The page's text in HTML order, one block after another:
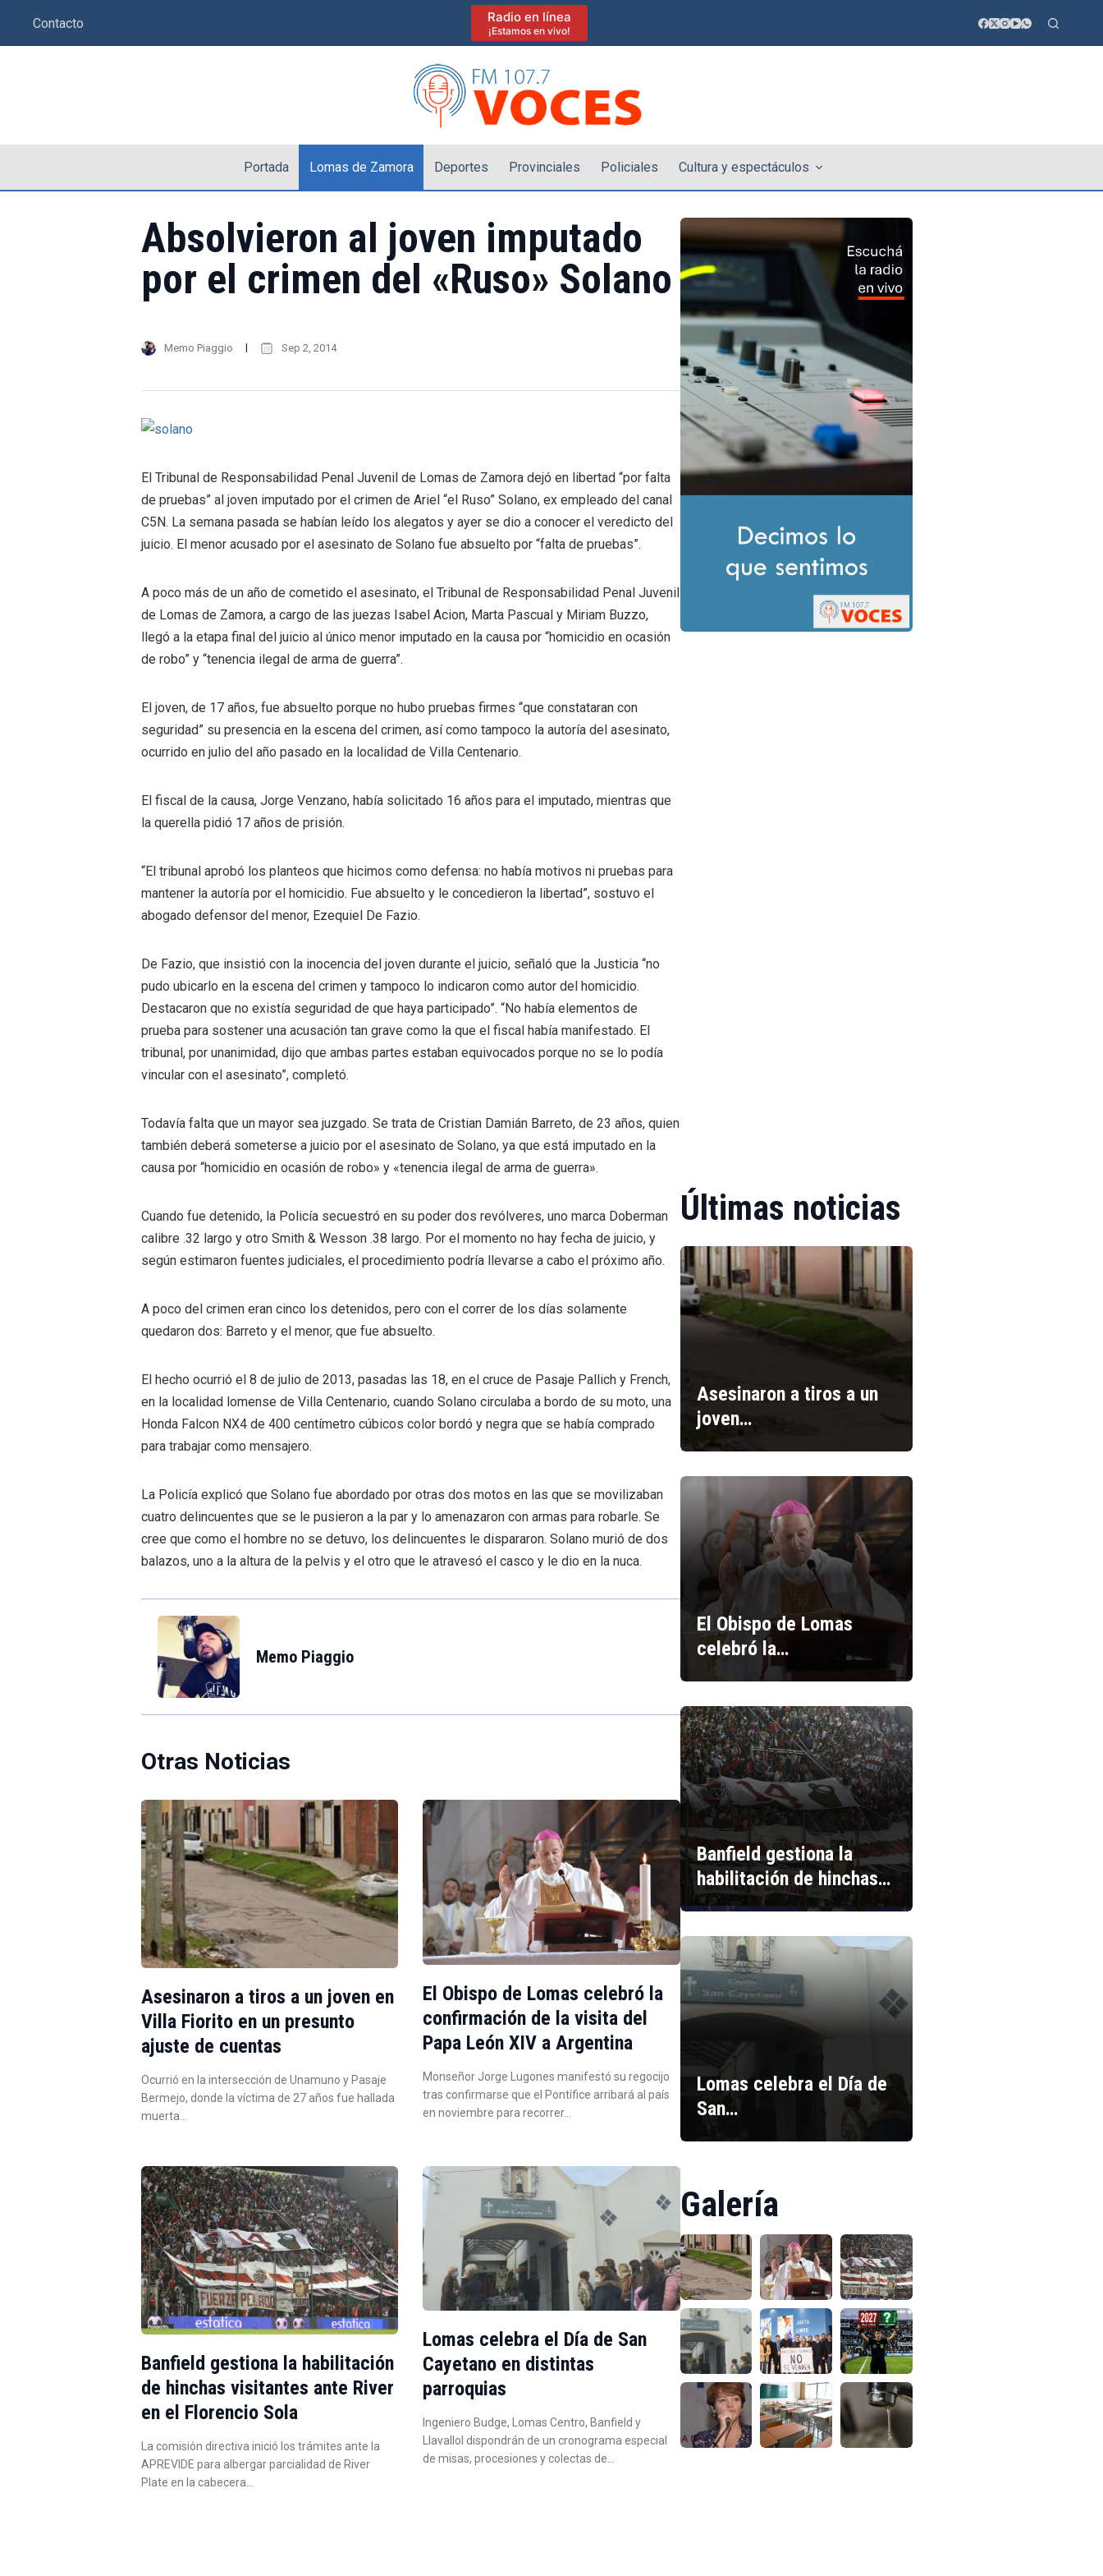
Contacto Radio en línea
¡Estamos en vivo!
Portada Lomas de Zamora Deportes Provinciales Policiales Cultura y espectáculos
Absolvieron al joven imputado
por el crimen del «Ruso» Solano
Memo Piaggio Sep 2, 2014
El Tribunal de Responsabilidad Penal Juvenil de Lomas de Zamora dejó en libertad “por falta
de pruebas” al joven imputado por el crimen de Ariel “el Ruso” Solano, ex empleado del canal
C5N. La semana pasada se habían leído los alegatos y ayer se dio a conocer el veredicto del
juicio. El menor acusado por el asesinato de Solano fue absuelto por “falta de pruebas”.
A poco más de un año de cometido el asesinato, el Tribunal de Responsabilidad Penal Juvenil
de Lomas de Zamora, a cargo de las juezas Isabel Acion, Marta Pascual y Miriam Buzzo,
llegó a la etapa final del juicio al único menor imputado en la causa por “homicidio en ocasión
de robo” y “tenencia ilegal de arma de guerra”.
El joven, de 17 años, fue absuelto porque no hubo pruebas firmes “que constataran con
seguridad” su presencia en la escena del crimen, así como tampoco la autoría del asesinato,
ocurrido en julio del año pasado en la localidad de Villa Centenario.
El fiscal de la causa, Jorge Venzano, había solicitado 16 años para el imputado, mientras que
la querella pidió 17 años de prisión.
“El tribunal aprobó los planteos que hicimos como defensa: no había motivos ni pruebas para
mantener la autoría por el homicidio. Fue absuelto y le concedieron la libertad”, sostuvo el
abogado defensor del menor, Ezequiel De Fazio.
De Fazio, que insistió con la inocencia del joven durante el juicio, señaló que la Justicia “no
pudo ubicarlo en la escena del crimen y tampoco lo indicaron como autor del homicidio.
Destacaron que no existía seguridad de que haya participado”. “No había elementos de
prueba para sostener una acusación tan grave como la que el fiscal había manifestado. El
tribunal, por unanimidad, dijo que ambas partes estaban equivocados porque no se lo podía
vincular con el asesinato”, completó.
Todavía falta que un mayor sea juzgado. Se trata de Cristian Damián Barreto, de 23 años, quien
también deberá someterse a juicio por el asesinato de Solano, ya que está imputado en la
causa por “homicidio en ocasión de robo» y «tenencia ilegal de arma de guerra».
Cuando fue detenido, la Policía secuestró en su poder dos revólveres, uno marca Doberman
calibre .32 largo y otro Smith & Wesson .38 largo. Por el momento no hay fecha de juicio, y
según estimaron fuentes judiciales, el procedimiento podría llevarse a cabo el próximo año.
A poco del crimen eran cinco los detenidos, pero con el correr de los días solamente
quedaron dos: Barreto y el menor, que fue absuelto.
El hecho ocurrió el 8 de julio de 2013, pasadas las 18, en el cruce de Pasaje Pallich y French,
en la localidad lomense de Villa Centenario, cuando Solano circulaba a bordo de su moto, una
Honda Falcon NX4 de 400 centímetro cúbicos color bordó y negra que se había comprado
para trabajar como mensajero.
La Policía explicó que Solano fue abordado por otras dos motos en las que se movilizaban
cuatro delincuentes que se le pusieron a la par y lo amenazaron con armas para robarle. Se
cree que como el hombre no se detuvo, los delincuentes le dispararon. Solano murió de dos
balazos, uno a la altura de la pelvis y el otro que le atravesó el casco y le dio en la nuca.
Memo Piaggio
Otras Noticias
Asesinaron a tiros a un joven en
Villa Fiorito en un presunto
ajuste de cuentas
Ocurrió en la intersección de Unamuno y Pasaje
Bermejo, donde la víctima de 27 años fue hallada
muerta…
El Obispo de Lomas celebró la
confirmación de la visita del
Papa León XIV a Argentina
Monseñor Jorge Lugones manifestó su regocijo
tras confirmarse que el Pontífice arribará al país
en noviembre para recorrer…
Banfield gestiona la habilitación
de hinchas visitantes ante River
en el Florencio Sola
La comisión directiva inició los trámites ante la
APREVIDE para albergar parcialidad de River
Plate en la cabecera…
Lomas celebra el Día de San
Cayetano en distintas
parroquias
Ingeniero Budge, Lomas Centro, Banfield y
Llavallol dispondrán de un cronograma especial
de misas, procesiones y colectas de…
Últimas noticias
Asesinaron a tiros a un
joven…
El Obispo de Lomas
celebró la…
Banfield gestiona la
habilitación de hinchas…
Lomas celebra el Día de
San…
Galería